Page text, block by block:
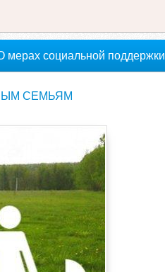
мерах социальной поддержки
СЕМЬЯМ